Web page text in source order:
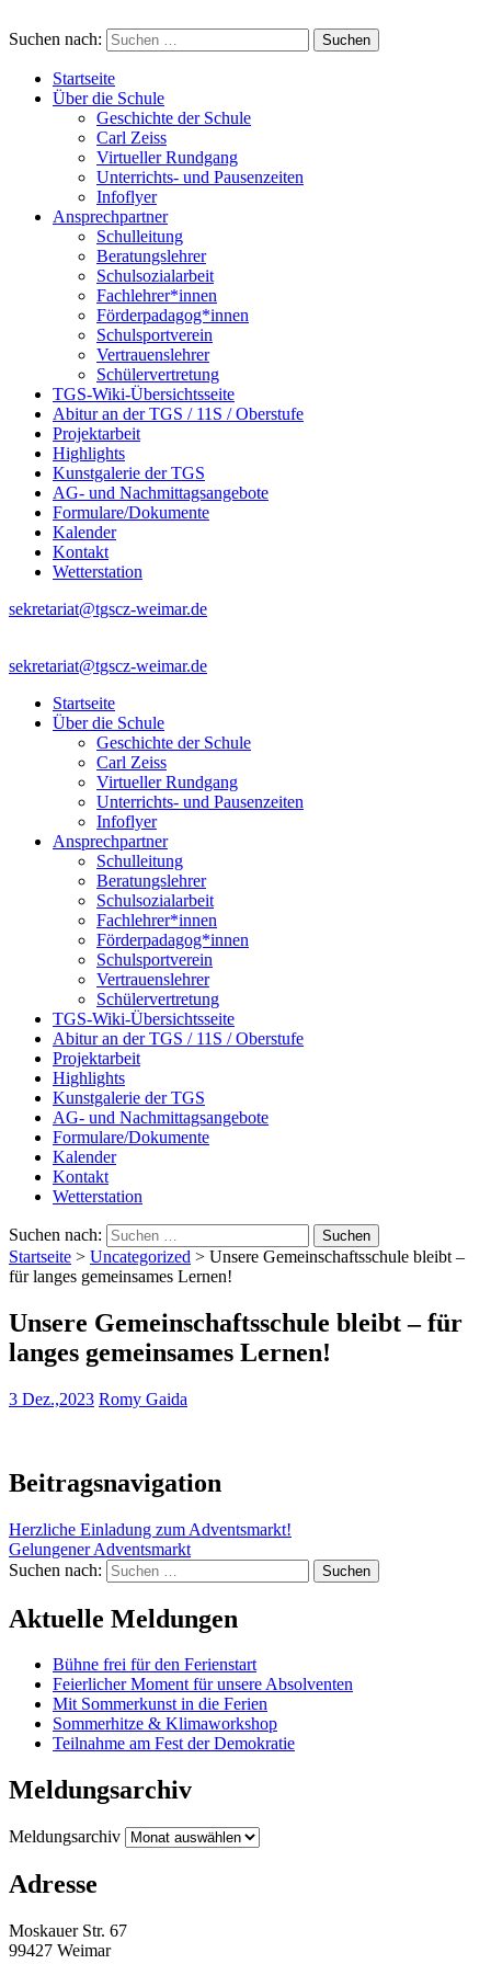
Suchen nach:
Startseite
Über die Schule
Geschichte der Schule
Carl Zeiss
Virtueller Rundgang
Unterrichts- und Pausenzeiten
Infoflyer
Ansprechpartner
Schulleitung
Beratungslehrer
Schulsozialarbeit
Fachlehrer*innen
Förderpadagog*innen
Schulsportverein
Vertrauenslehrer
Schülervertretung
TGS-Wiki-Übersichtsseite
Abitur an der TGS / 11S / Oberstufe
Projektarbeit
Highlights
Kunstgalerie der TGS
AG- und Nachmittagsangebote
Formulare/Dokumente
Kalender
Kontakt
Wetterstation
sekretariat@tgscz-weimar.de
sekretariat@tgscz-weimar.de
Startseite
Über die Schule
Geschichte der Schule
Carl Zeiss
Virtueller Rundgang
Unterrichts- und Pausenzeiten
Infoflyer
Ansprechpartner
Schulleitung
Beratungslehrer
Schulsozialarbeit
Fachlehrer*innen
Förderpadagog*innen
Schulsportverein
Vertrauenslehrer
Schülervertretung
TGS-Wiki-Übersichtsseite
Abitur an der TGS / 11S / Oberstufe
Projektarbeit
Highlights
Kunstgalerie der TGS
AG- und Nachmittagsangebote
Formulare/Dokumente
Kalender
Kontakt
Wetterstation
Suchen nach:
Startseite > Uncategorized > Unsere Gemeinschaftsschule bleibt –
für langes gemeinsames Lernen!
Unsere Gemeinschaftsschule bleibt – für
langes gemeinsames Lernen!
3 Dez.,2023 Romy Gaida
Beitragsnavigation
Herzliche Einladung zum Adventsmarkt!
Gelungener Adventsmarkt
Suchen nach:
Aktuelle Meldungen
Bühne frei für den Ferienstart
Feierlicher Moment für unsere Absolventen
Mit Sommerkunst in die Ferien
Sommerhitze & Klimaworkshop
Teilnahme am Fest der Demokratie
Meldungsarchiv
Meldungsarchiv
Adresse
Moskauer Str. 67
99427 Weimar